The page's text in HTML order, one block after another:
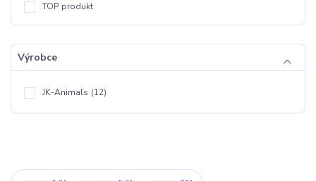
TOP produkt
Výrobce
JK-Animals (12)